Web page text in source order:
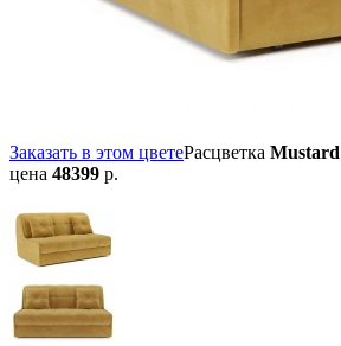
Заказать в этом цветеРасцветка Mustard
цена 48399 р.